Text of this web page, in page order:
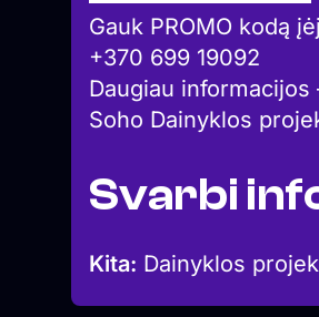
Gauk PROMO kodą
+370 699 19092
Daugiau
Soho Dainyklos
Svarbi
Kita: Dainyklos